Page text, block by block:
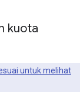
kuota
untuk melihat